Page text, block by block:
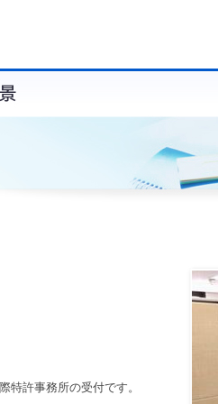
特許事務所の受付です。